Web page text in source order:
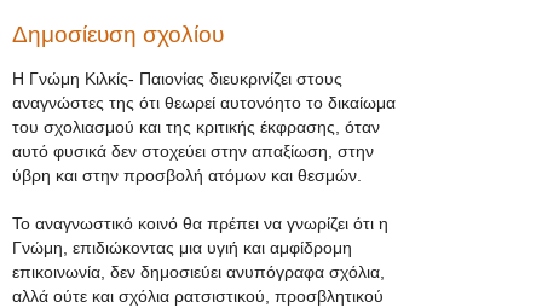
Δημοσίευση σχολίου
Η Γνώμη Κιλκίς- Παιονίας διευκρινίζει στους
αναγνώστες της ότι θεωρεί αυτονόητο το δικαίωμα
του σχολιασμού και της κριτικής έκφρασης, όταν
αυτό φυσικά δεν στοχεύει στην απαξίωση, στην
ύβρη και στην προσβολή ατόμων και θεσμών.
Το αναγνωστικό κοινό θα πρέπει να γνωρίζει ότι η
Γνώμη, επιδιώκοντας μια υγιή και αμφίδρομη
επικοινωνία, δεν δημοσιεύει ανυπόγραφα σχόλια,
αλλά ούτε και σχόλια ρατσιστικού, προσβλητικού